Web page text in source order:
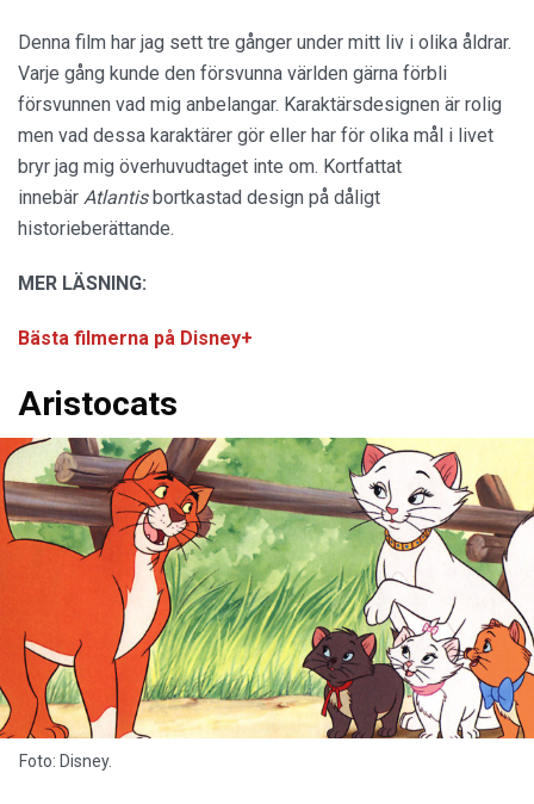
Denna film har jag sett tre gånger under mitt liv i olika åldrar.
Varje gång kunde den försvunna världen gärna förbli
försvunnen vad mig anbelangar. Karaktärsdesignen är rolig
men vad dessa karaktärer gör eller har för olika mål i livet
bryr jag mig överhuvudtaget inte om. Kortfattat
innebär Atlantisbortkastad design på dåligt
historieberättande.
MER LÄSNING:
Bästa filmerna på Disney+
Aristocats
Foto: Disney.